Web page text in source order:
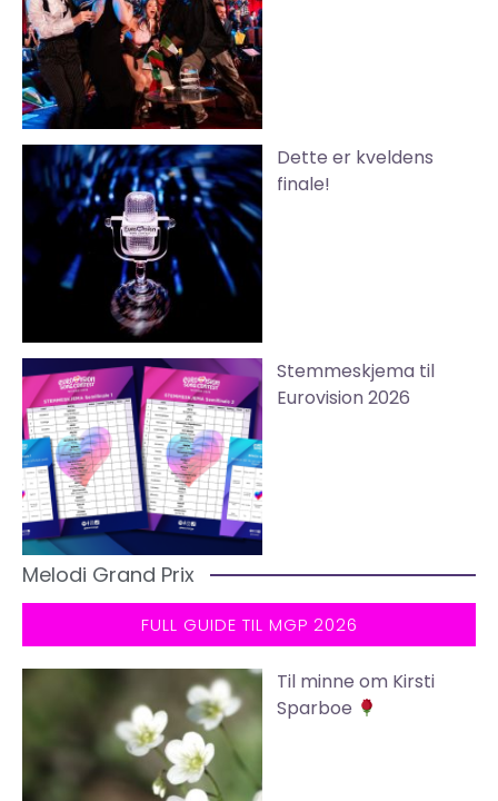
Dette er kveldens
finale!
Stemmeskjema til
Eurovision 2026
Melodi Grand Prix
FULL GUIDE TIL MGP 2026
Til minne om Kirsti
Sparboe